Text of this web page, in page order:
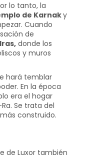
lo tanto, la
de Karnaky
Cuando
de
donde los
y muros
hará temblar
En la época
era el hogar
Se trata del
construido.
de Luxor también